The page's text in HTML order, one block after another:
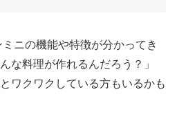
ニの機能や特徴が分かってき
な料理が作れるんだろう？」
ワクワクしている方もいるかも